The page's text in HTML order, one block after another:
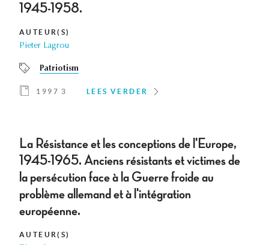
1945-1958.
AUTEUR(S)
Pieter Lagrou
Patriotism
1997 3 LEES VERDER
La Résistance et les conceptions de l'Europe,
1945-1965. Anciens résistants et victimes de
la persécution face à la Guerre froide au
problème allemand et à l'intégration
européenne.
AUTEUR(S)